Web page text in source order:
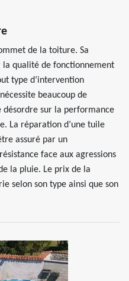
de la toiture. Sa
qualité de fonctionnement
type d’intervention
beaucoup de
sur la performance
La réparation d’une tuile
assuré par un
face aux agressions
la pluie. Le prix de la
selon son type ainsi que son